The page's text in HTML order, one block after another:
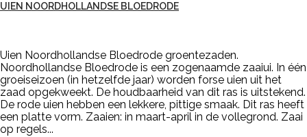
UIEN NOORDHOLLANDSE BLOEDRODE
Uien Noordhollandse Bloedrode groentezaden.
Noordhollandse Bloedrode is een zogenaamde zaaiui. In één
groeiseizoen (in hetzelfde jaar) worden forse uien uit het
zaad opgekweekt. De houdbaarheid van dit ras is uitstekend.
De rode uien hebben een lekkere, pittige smaak. Dit ras heeft
een platte vorm. Zaaien: in maart-april in de vollegrond. Zaai
op regels...